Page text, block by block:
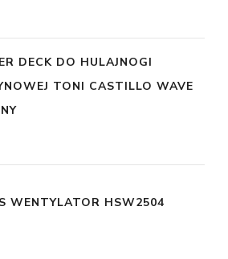
DECK DO HULAJNOGI
TONI CASTILLO WAVE
WENTYLATOR HSW2504